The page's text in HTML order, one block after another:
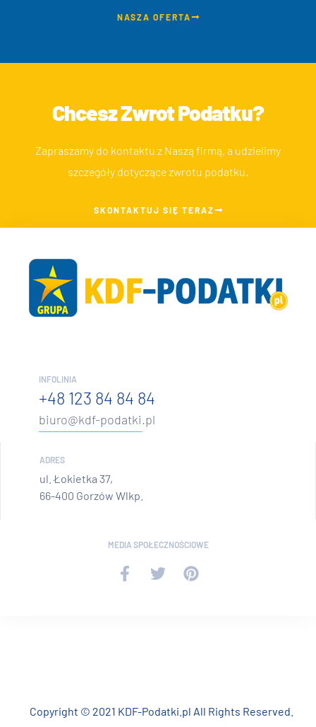
NASZA OFERTA
Chcesz Zwrot Podatku?
Zapraszamy do kontaktu z Naszą firmą, a udzielimy
szczegóły dotyczące zwrotu podatku.
SKONTAKTUJ SIĘ TERAZ
INFOLINIA
+48 123 84 84 84
biuro@kdf-podatki.pl
ADRES
ul. Łokietka 37,
66-400 Gorzów Wlkp.
MEDIA SPOŁECZNOŚCIOWE
Copyright © 2021 KDF-Podatki.pl All Rights Reserved.